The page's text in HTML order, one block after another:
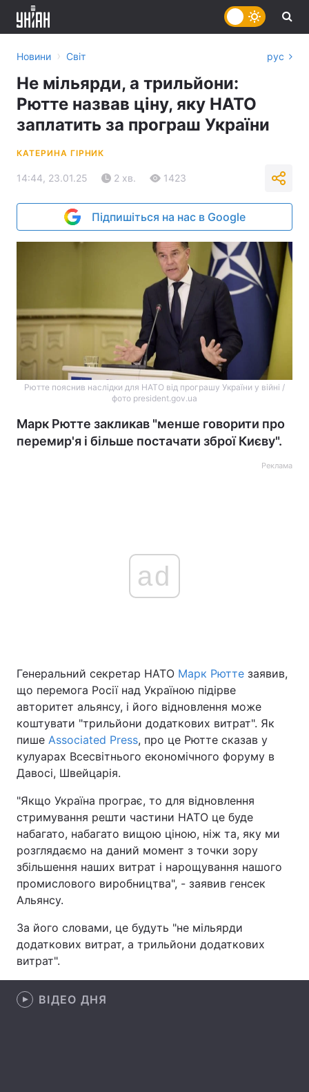
Головна Війна
Україна Політика
Економіка Світ
Спорт
Техно і зв'язок Лайт
Зброя Інциденти
Здоров'я
Цікавинки Погода
Екологія Регіони
Лонгріди
Відео з Youtube
Новини › Світ рус
Не мільярди, а трильйони:
Рютте назвав ціну, яку НАТО
заплатить за програш України
КАТЕРИНА ГІРНИК
14:44, 23.01.25 2 хв. 1423
Підпишіться на нас в Google
Рютте пояснив наслідки для НАТО від програшу України у війні /
фото president.gov.ua
Марк Рютте закликав "менше говорити про
перемир'я і більше постачати зброї Києву".
Реклама
ad
Генеральний секретар НАТО Марк Рютте заявив,
що перемога Росії над Україною підірве
авторитет альянсу, і його відновлення може
коштувати "трильйони додаткових витрат". Як
пише Associated Press, про це Рютте сказав у
кулуарах Всесвітнього економічного форуму в
Давосі, Швейцарія.
"Якщо Україна програє, то для відновлення
стримування решти частини НАТО це буде
набагато, набагато вищою ціною, ніж та, яку ми
розглядаємо на даний момент з точки зору
збільшення наших витрат і нарощування нашого
промислового виробництва", - заявив генсек
Альянсу.
За його словами, це будуть "не мільярди
додаткових витрат, а трильйони додаткових
витрат".
ВІДЕО ДНЯ